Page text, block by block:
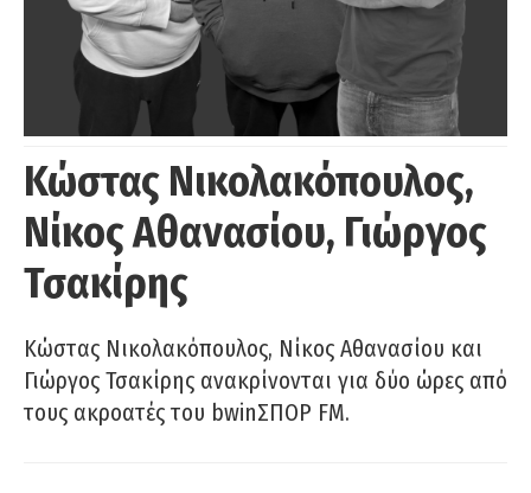
Κώστας Νικολακόπουλος,
Νίκος Αθανασίου, Γιώργος
Τσακίρης
Κώστας Νικολακόπουλος, Νίκος Αθανασίου και
Γιώργος Τσακίρης ανακρίνονται για δύο ώρες από
τους ακροατές του bwinΣΠΟΡ FM.